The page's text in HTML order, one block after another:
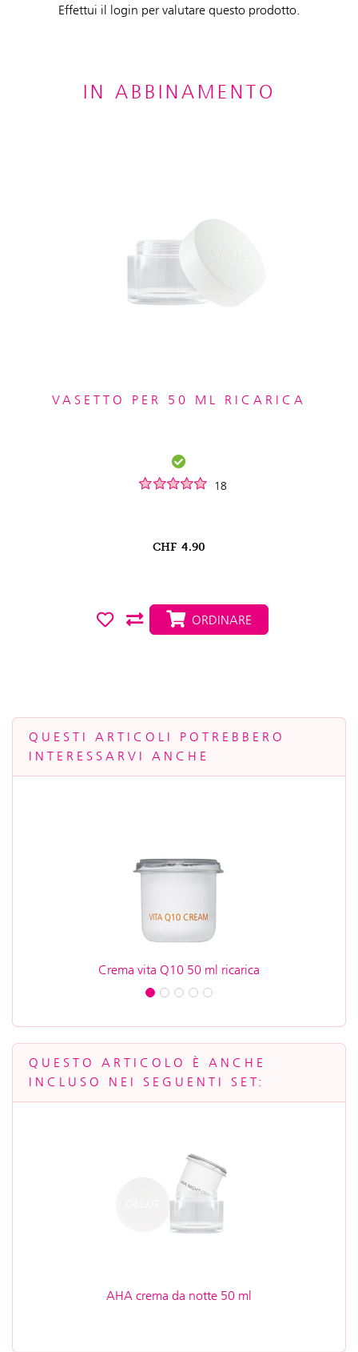
Effettui il login per valutare questo prodotto.
IN ABBINAMENTO
VASETTO PER 50 ML RICARICA
18
CHF 4.90
ORDINARE
QUESTI ARTICOLI POTREBBERO
INTERESSARVI ANCHE
Crema vita Q10 50 ml ricarica
QUESTO ARTICOLO È ANCHE
INCLUSO NEI SEGUENTI SET:
AHA crema da notte 50 ml